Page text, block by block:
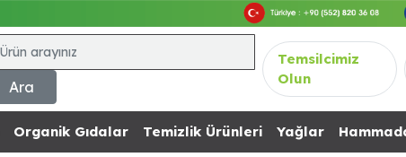
Ara
Temsilcimiz
Olun
Organik Gıdalar Temizlik Ürünleri Yağlar